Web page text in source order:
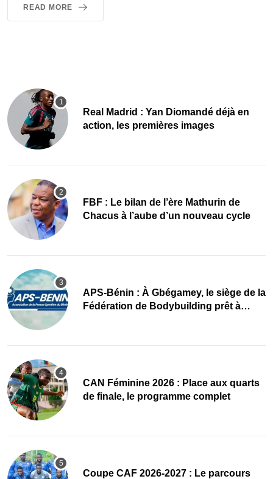
READ MORE
Real Madrid : Yan Diomandé déjà en
action, les premières images
FBF : Le bilan de l’ère Mathurin de
Chacus à l’aube d’un nouveau cycle
APS-Bénin : À Gbégamey, le siège de la
Fédération de Bodybuilding prêt à
CAN Féminine 2026 : Place aux quarts
de finale, le programme complet
Coupe CAF 2026-2027 : Le parcours